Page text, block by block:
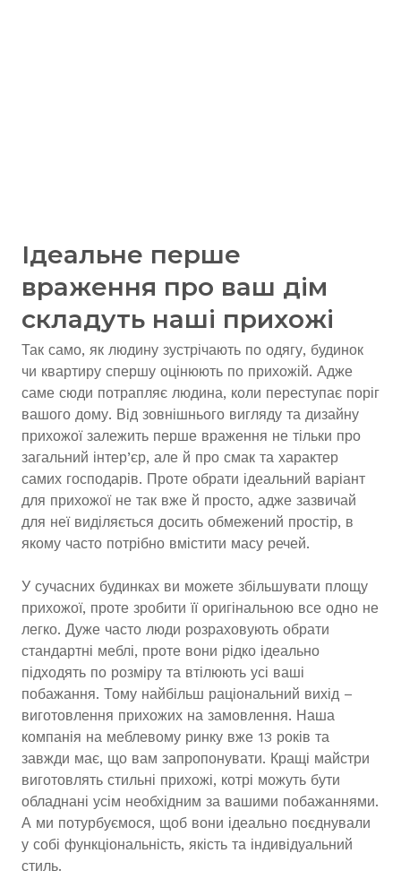
Ідеальне перше
враження про ваш дім
складуть наші прихожі
Так само, як людину зустрічають по одягу, будинок
чи квартиру спершу оцінюють по прихожій. Адже
саме сюди потрапляє людина, коли переступає поріг
вашого дому. Від зовнішнього вигляду та дизайну
прихожої залежить перше враження не тільки про
загальний інтер’єр, але й про смак та характер
самих господарів. Проте обрати ідеальний варіант
для прихожої не так вже й просто, адже зазвичай
для неї виділяється досить обмежений простір, в
якому часто потрібно вмістити масу речей.
У сучасних будинках ви можете збільшувати площу
прихожої, проте зробити її оригінальною все одно не
легко. Дуже часто люди розраховують обрати
стандартні меблі, проте вони рідко ідеально
підходять по розміру та втілюють усі ваші
побажання. Тому найбільш раціональний вихід –
виготовлення прихожих на замовлення. Наша
компанія на меблевому ринку вже 13 років та
завжди має, що вам запропонувати. Кращі майстри
виготовлять стильні прихожі, котрі можуть бути
обладнані усім необхідним за вашими побажаннями.
А ми потурбуємося, щоб вони ідеально поєднували
у собі функціональність, якість та індивідуальний
стиль.